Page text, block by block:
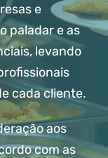
e
paladar e as
levando
cada cliente.
aos
com as